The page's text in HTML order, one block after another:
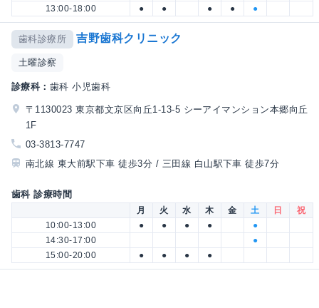
13:00-18:00
● ● ● ● ●
歯科診療所 吉野歯科クリニック
土曜診察
診療科： 歯科 小児歯科
〒1130023 東京都文京区向丘1-13-5 シーアイマンション本郷向丘
1F
03-3813-7747
南北線 東大前駅下車 徒歩3分 / 三田線 白山駅下車 徒歩7分
歯科 診療時間
月 火 水 木 金 土 日
祝
10:00-13:00
● ● ● ●
●
14:30-17:00
●
15:00-20:00
● ● ● ●